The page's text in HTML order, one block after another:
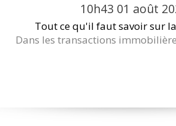
10h43 01 août
Tout ce qu'il faut savoir sur
Dans les transactions